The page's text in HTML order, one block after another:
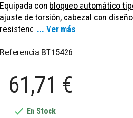
Equipada con bloqueo automático
ajuste de torsión, cabezal con
resistenc ... Ver más
Referencia BT15426
61,71 €
 En Stock